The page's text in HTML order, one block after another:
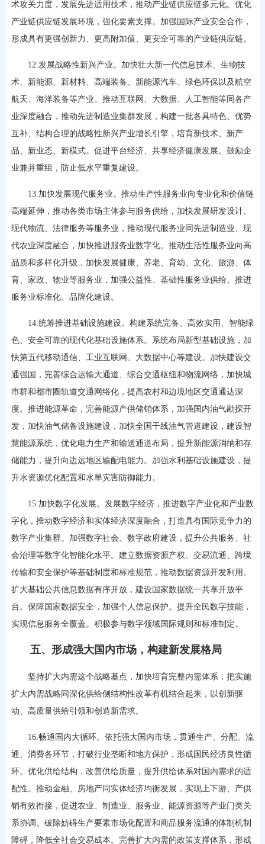
术攻关力度，发展先进适用技术，推动产业链供应链多元化。优化
产业链供应链发展环境，强化要素支撑。加强国际产业安全合作，
形成具有更强创新力、更高附加值、更安全可靠的产业链供应链。
12.发展战略性新兴产业。加快壮大新一代信息技术、生物技
术、新能源、新材料、高端装备、新能源汽车、绿色环保以及航空
航天、海洋装备等产业。推动互联网、大数据、人工智能等同各产
业深度融合，推动先进制造业集群发展，构建一批各具特色、优势
互补、结构合理的战略性新兴产业增长引擎，培育新技术、新产
品、新业态、新模式。促进平台经济、共享经济健康发展。鼓励企
业兼并重组，防止低水平重复建设。
13.加快发展现代服务业。推动生产性服务业向专业化和价值链
高端延伸，推动各类市场主体参与服务供给，加快发展研发设计、
现代物流、法律服务等服务业，推动现代服务业同先进制造业、现
代农业深度融合，加快推进服务业数字化。推动生活性服务业向高
品质和多样化升级，加快发展健康、养老、育幼、文化、旅游、体
育、家政、物业等服务业，加强公益性、基础性服务业供给。推进
服务业标准化、品牌化建设。
14.统筹推进基础设施建设。构建系统完备、高效实用、智能绿
色、安全可靠的现代化基础设施体系。系统布局新型基础设施，加
快第五代移动通信、工业互联网、大数据中心等建设。加快建设交
通强国，完善综合运输大通道、综合交通枢纽和物流网络，加快城
市群和都市圈轨道交通网络化，提高农村和边境地区交通通达深
度。推进能源革命，完善能源产供储销体系，加强国内油气勘探开
发，加快油气储备设施建设，加快全国干线油气管道建设，建设智
慧能源系统，优化电力生产和输送通道布局，提升新能源消纳和存
储能力，提升向边远地区输配电能力。加强水利基础设施建设，提
升水资源优化配置和水旱灾害防御能力。
15.加快数字化发展。发展数字经济，推进数字产业化和产业数
字化，推动数字经济和实体经济深度融合，打造具有国际竞争力的
数字产业集群。加强数字社会、数字政府建设，提升公共服务、社
会治理等数字化智能化水平。建立数据资源产权、交易流通、跨境
传输和安全保护等基础制度和标准规范，推动数据资源开发利用。
扩大基础公共信息数据有序开放，建设国家数据统一共享开放平
台。保障国家数据安全，加强个人信息保护。提升全民数字技能，
实现信息服务全覆盖。积极参与数字领域国际规则和标准制定。
五、形成强大国内市场，构建新发展格局
坚持扩大内需这个战略基点，加快培育完整内需体系，把实施
扩大内需战略同深化供给侧结构性改革有机结合起来，以创新驱
动、高质量供给引领和创造新需求。
16.畅通国内大循环。依托强大国内市场，贯通生产、分配、流
通、消费各环节，打破行业垄断和地方保护，形成国民经济良性循
环。优化供给结构，改善供给质量，提升供给体系对国内需求的适
配性。推动金融、房地产同实体经济均衡发展，实现上下游、产供
销有效衔接，促进农业、制造业、服务业、能源资源等产业门类关
系协调。破除妨碍生产要素市场化配置和商品服务流通的体制机制
障碍，降低全社会交易成本。完善扩大内需的政策支撑体系，形成